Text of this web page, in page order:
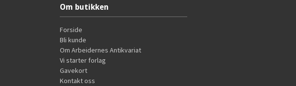
Om butikken
Forside
Bli kunde
Om Arbeidernes Antikvariat
Vi starter forlag
Gavekort
Kontakt oss